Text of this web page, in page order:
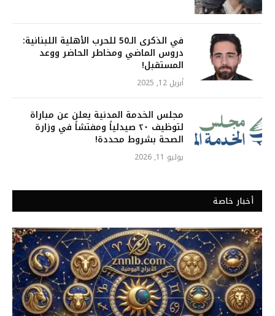
في الذكرى الـ50 للحرب الأهلية اللبنانية:
دروس الماضي ومخاطر الحاضر ووعد
المستقبل!
أبريل 12, 2025
مجلس الخدمة المدنية يعلن عن مباراة
لتوظيف ٢٠ صيدلياً ومفتشاً في وزارة
الصحة بشروط محددة!
يوليو 11, 2026
أخبار خاصة